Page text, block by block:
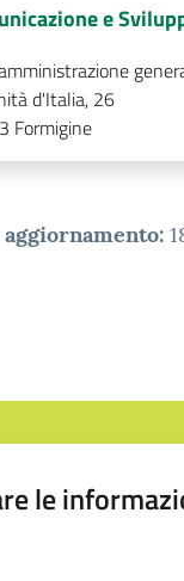
e
d'Italia, 26
Formigine
:
le